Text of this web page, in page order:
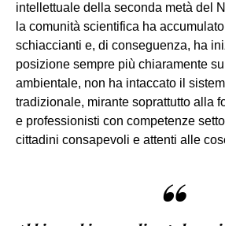
intellettuale della seconda metà del
la comunità scientifica ha
schiaccianti e, di conseguenza, ha
posizione sempre più chiaramente
ambientale, non ha intaccato il
tradizionale, mirante soprattutto alla
e professionisti con competenze
cittadini consapevoli e attenti alle
“